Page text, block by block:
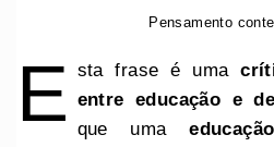
Pensamento
E sta frase é uma
entre educação e
que uma